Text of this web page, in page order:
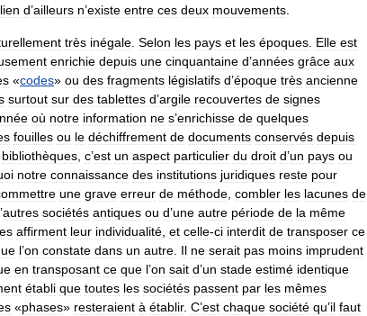
lien d’ailleurs n’existe entre ces deux mouvements.
très inégale. Selon les pays et les époques. Elle est
enrichie depuis une cinquantaine d’années grâce aux
«codes» ou des fragments législatifs d’époque très ancienne
surtout sur des tablettes d’argile recouvertes de signes
où notre information ne s’enrichisse de quelques
fouilles ou le déchiffrement de documents conservés depuis
bibliothèques, c’est un aspect particulier du droit d’un pays ou
notre connaissance des institutions juridiques reste pour
une grave erreur de méthode, combler les lacunes de
’autres sociétés antiques ou d’une autre période de la même
affirment leur individualité, et celle-ci interdit de transposer ce
l’on constate dans un autre. Il ne serait pas moins imprudent
en transposant ce que l’on sait d’un stade estimé identique
établi que toutes les sociétés passent par les mêmes
«phases» resteraient à établir. C’est chaque société qu’il faut